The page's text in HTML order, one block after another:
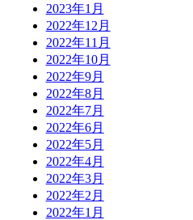
2023年1月
2022年12月
2022年11月
2022年10月
2022年9月
2022年8月
2022年7月
2022年6月
2022年5月
2022年4月
2022年3月
2022年2月
2022年1月